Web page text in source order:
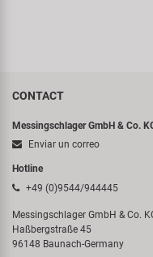
CONTACT
Messingschlager GmbH & Co.
Enviar un correo
Hotline
+49 (0)9544/944445
Messingschlager GmbH & Co.
Haßbergstraße 45
96148 Baunach-Germany